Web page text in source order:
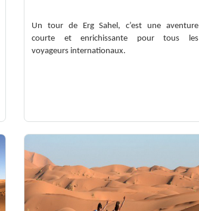
Un tour de Erg Sahel, c’est une aventure
courte et enrichissante pour tous les
voyageurs internationaux.